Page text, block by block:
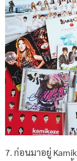
7. ก่อนมาอยู่